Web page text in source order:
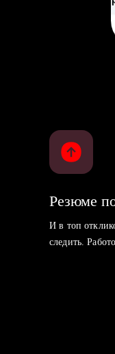
Резюме
И в топ
следить.